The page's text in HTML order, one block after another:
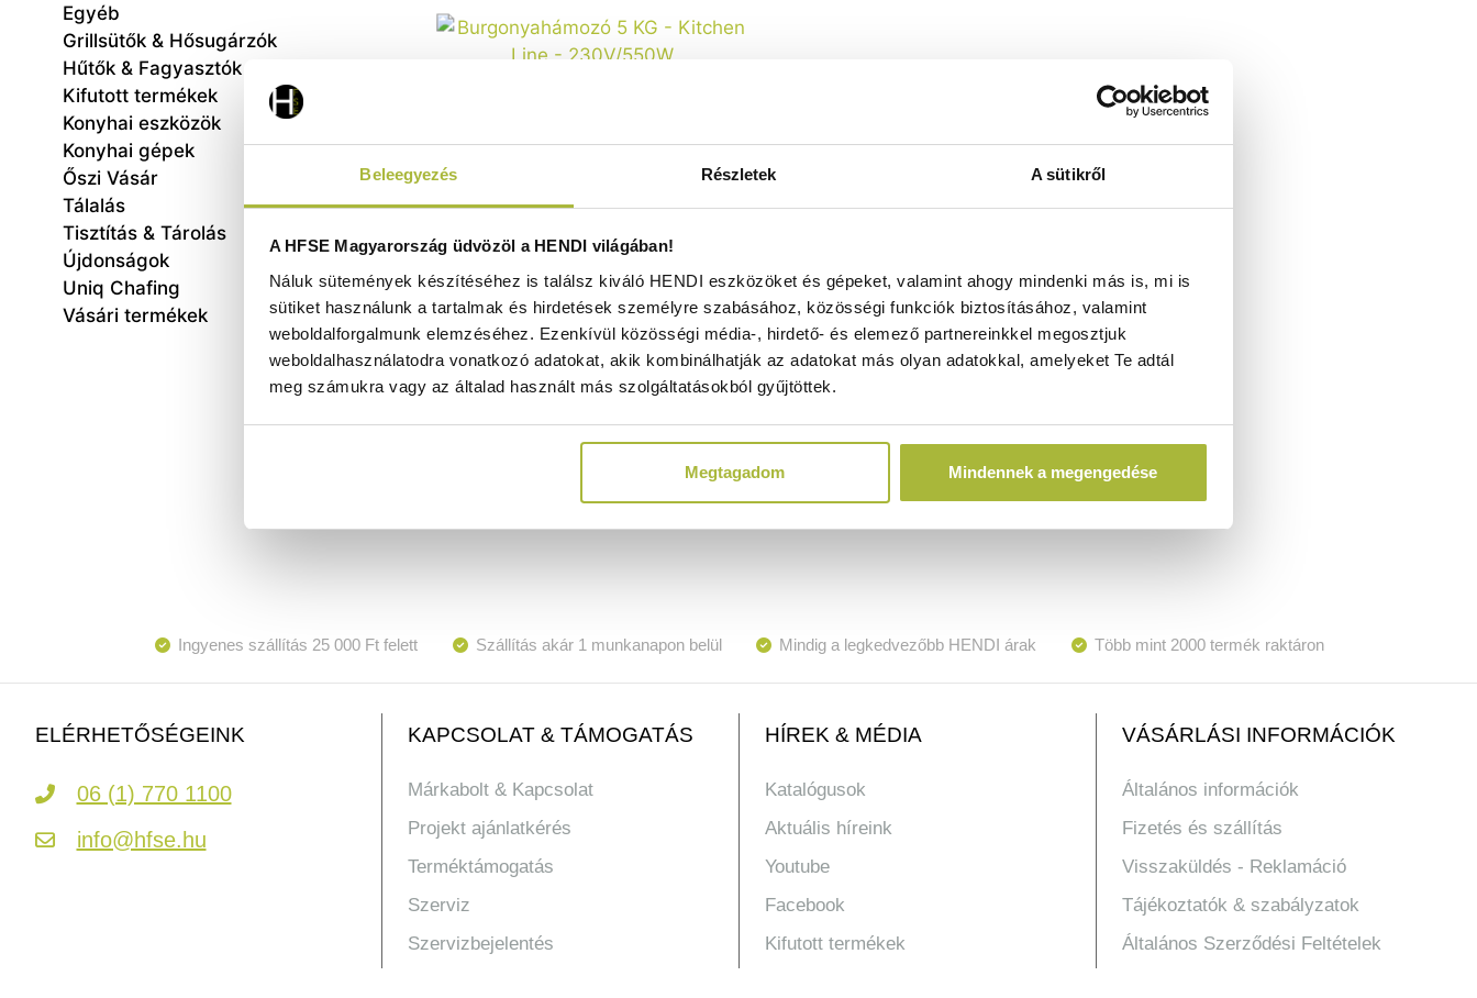
Beleegyezés Részletek A sütikről
A HFSE Magyarország üdvözöl a HENDI világában!
Náluk sütemények készítéséhez is találsz kiváló HENDI eszközöket és gépeket, valamint ahogy mindenki más is, mi is
sütiket használunk a tartalmak és hirdetések személyre szabásához, közösségi funkciók biztosításához, valamint
weboldalforgalmunk elemzéséhez. Ezenkívül közösségi média-, hirdető- és elemező partnereinkkel megosztjuk
weboldalhasználatodra vonatkozó adatokat, akik kombinálhatják az adatokat más olyan adatokkal, amelyeket Te adtál
meg számukra vagy az általad használt más szolgáltatásokból gyűjtöttek.
Megtagadom Mindennek a megengedése
Egyéb
Grillsütők & Hősugárzók
Hűtők & Fagyasztók
Kifutott termékek
Konyhai eszközök
Konyhai gépek
Őszi Vásár
Tálalás
Tisztítás & Tárolás
Újdonságok
Uniq Chafing
Vásári termékek
Burgonyahámozó 5 KG – Kitchen
-622x540x(H)802mm - HENDI 229200
Raktáron
Ft
426.953Ft+ ÁFA)
KOSÁRBA
Ingyenes szállítás 25 000 Ft felett Szállítás akár 1 munkanapon belül Mindig a legkedvezőbb HENDI árak Több mint 2000 termék raktáron
ELÉRHETŐSÉGEINK
06 (1) 770 1100
info@hfse.hu
KAPCSOLAT & TÁMOGATÁS
Márkabolt & Kapcsolat
Projekt ajánlatkérés
Terméktámogatás
Szerviz
Szervizbejelentés
HÍREK & MÉDIA
Katalógusok
Aktuális híreink
Youtube
Facebook
Kifutott termékek
VÁSÁRLÁSI INFORMÁCIÓK
Általános információk
Fizetés és szállítás
Visszaküldés - Reklamáció
Tájékoztatók & szabályzatok
Általános Szerződési Feltételek